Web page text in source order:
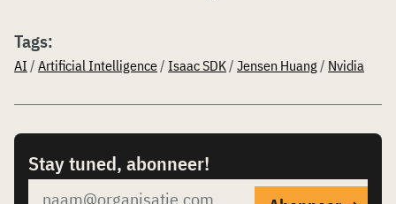
Tags:
AI / Artificial Intelligence/ Isaac SDK/ Jensen Huang/ Nvidia
Stay tuned, abonneer!